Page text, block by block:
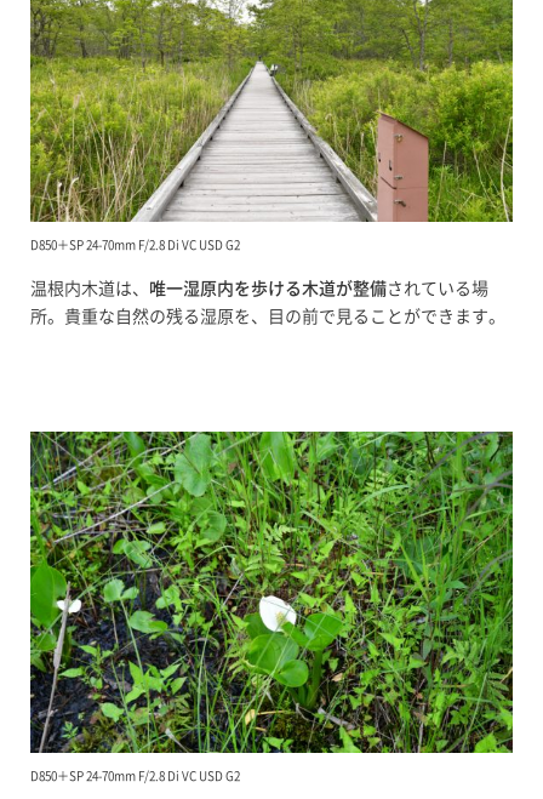
D850＋SP 24-70mm F/2.8 Di VC USD G2
温根内木道は、 唯一湿原内を歩ける木道が整備されている場
所。貴重な自然の残る湿原を、目の前で見ることができます。
D850＋SP 24-70mm F/2.8 Di VC USD G2